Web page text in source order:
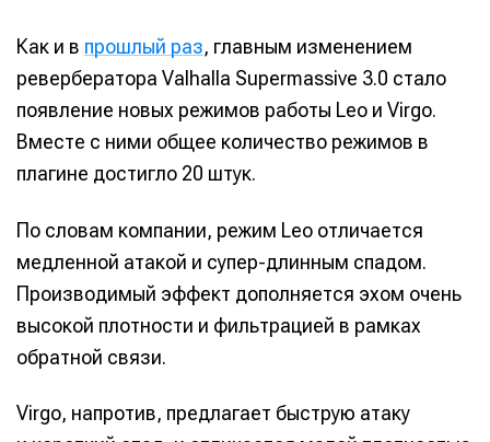
Как и в прошлый раз, главным изменением
ревербератора Valhalla Supermassive 3.0 стало
появление новых режимов работы Leo и Virgo.
Вместе с ними общее количество режимов в
плагине достигло 20 штук.
По словам компании, режим Leo отличается
медленной атакой и супер-длинным спадом.
Производимый эффект дополняется эхом очень
высокой плотности и фильтрацией в рамках
обратной связи.
Virgo, напротив, предлагает быструю атаку